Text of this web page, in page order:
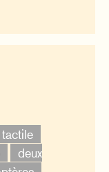
deux